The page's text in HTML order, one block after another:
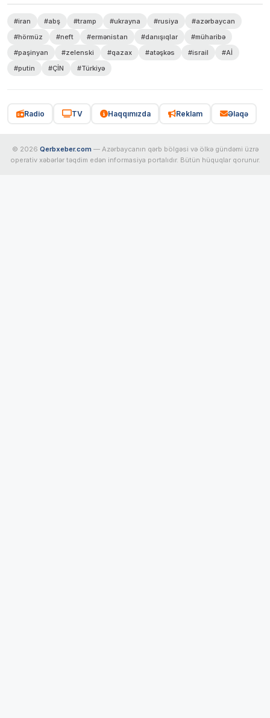
#iran #abş #tramp #ukrayna #rusiya
#azərbaycan
#hörmüz
#neft #ermənistan #danışıqlar
#müharibə
#paşinyan
#zelenski #qazax #atəşkəs #israil
#Aİ
#putin
#ÇİN #Türkiyə
Radio TV Haqqımızda Reklam Əlaqə
© 2026 Qerbxeber.com — Azərbaycanın qərb bölgəsi və ölkə gündəmi üzrə
operativ xəbərlər təqdim edən informasiya portalıdır. Bütün hüquqlar qorunur.